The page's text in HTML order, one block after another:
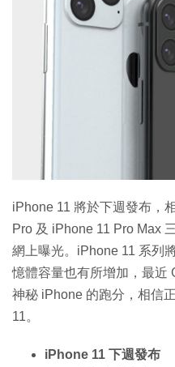
iPhone 11 將於下週發布，
Pro 及 iPhone 11 Pro Max
網上曝光。iPhone 11 系列
憶體容量也有所增加，最近
神秘 iPhone 的跑分，相信
11。
iPhone 11 下週發布